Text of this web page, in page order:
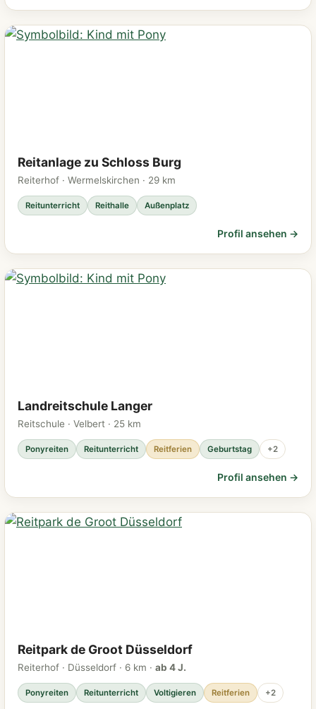
Reitanlage zu Schloss Burg
Reiterhof · Wermelskirchen · 29 km
Reitunterricht Reithalle Außenplatz
Profil ansehen →
Landreitschule Langer
Reitschule · Velbert · 25 km
Ponyreiten Reitunterricht Reitferien Geburtstag +2
Profil ansehen →
Reitpark de Groot Düsseldorf
Reiterhof · Düsseldorf · 6 km · ab 4 J.
Ponyreiten Reitunterricht Voltigieren Reitferien +2